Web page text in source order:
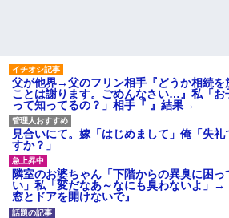
父が他界→父のフリン相手『どうか相続を
ことは謝ります。ごめんなさい…』私「お
って知ってるの？」相手『 』結果→
見合いにて。嫁「はじめまして」俺「失
すか？」
隣室のお婆ちゃん「下階からの異臭に困
い」私「変だなあ～なにも臭わないよ」→
窓とドアを開けないで』